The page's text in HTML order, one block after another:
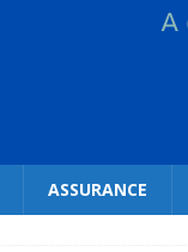
ASSURANCE